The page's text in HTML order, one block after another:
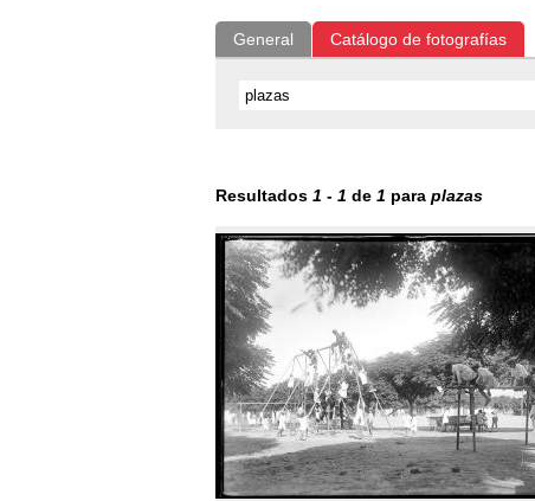
General Catálogo de fotografías
Resultados 1 - 1 de 1 para plazas